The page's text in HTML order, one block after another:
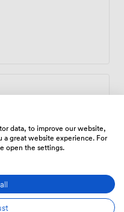
data, to improve our website,
a great website experience. For
open the settings.